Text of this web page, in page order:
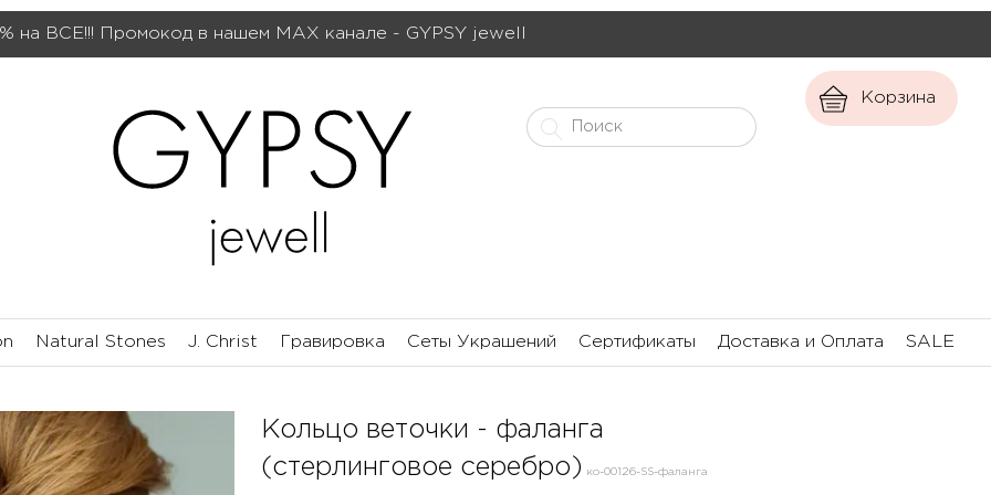
на ВСЕ!!! Промокод в нашем МАХ канале - GYPSY jewell
Корзина
Natural Stones J. Christ Гравировка Сеты Украшений Сертификаты Доставка и Оплата SALE
Кольцо веточки - фаланга
(стерлинговое серебро) ко-00126-SS-фаланга